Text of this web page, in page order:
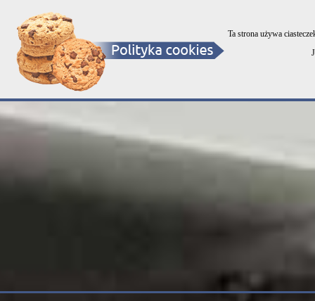
OKNA - DRZWI - BRAMY - ROLETY
Ta strona używa